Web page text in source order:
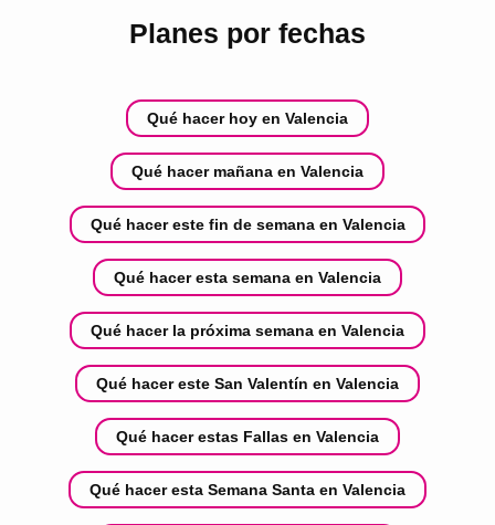
Planes por fechas
Qué hacer hoy en Valencia
Qué hacer mañana en Valencia
Qué hacer este fin de semana en Valencia
Qué hacer esta semana en Valencia
Qué hacer la próxima semana en Valencia
Qué hacer este San Valentín en Valencia
Qué hacer estas Fallas en Valencia
Qué hacer esta Semana Santa en Valencia